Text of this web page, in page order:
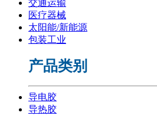
交通运输
医疗器械
太阳能/新能源
包装工业
产品类别
导电胶
导热胶